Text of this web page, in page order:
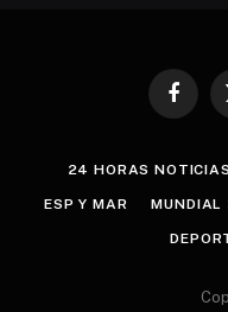
24 HORAS NOTICIAS
ESP Y MAR